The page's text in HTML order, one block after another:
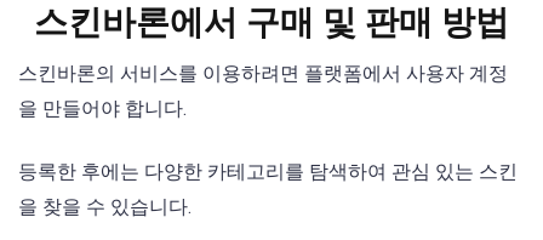
스킨바론에서 구매 및 판매 방법
스킨바론의 서비스를 이용하려면 플랫폼에서 사용자 계정
을 만들어야 합니다.
등록한 후에는 다양한 카테고리를 탐색하여 관심 있는 스킨
을 찾을 수 있습니다.